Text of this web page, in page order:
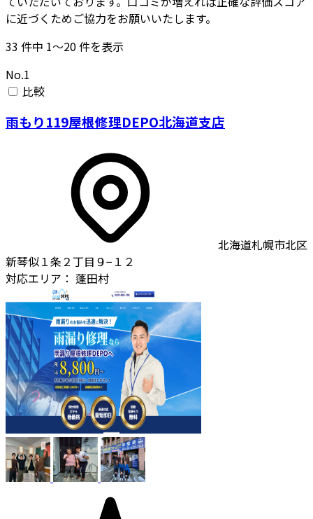
に近づくためご協力をお願いいたします。
33 件中 1〜20件を表示
No.1
比較
雨もり119屋根修理DEPO北海道支店
北海道札幌市北区
新琴似１条２丁目９−１２
対応エリア： 蓬田村